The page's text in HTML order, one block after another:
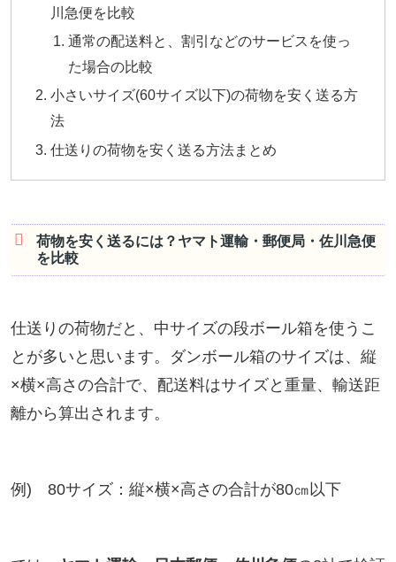
川急便を比較
通常の配送料と、割引などのサービスを使っ
た場合の比較
小さいサイズ(60サイズ以下)の荷物を安く送る方
法
仕送りの荷物を安く送る方法まとめ
荷物を安く送るには？ヤマト運輸・郵便局・佐川急便
を比較
仕送りの荷物だと、中サイズの段ボール箱を使うこ
とが多いと思います。ダンボール箱のサイズは、縦
×横×高さの合計で、配送料はサイズと重量、輸送距
離から算出されます。
例) 80サイズ： 縦×横×高さの合計が80㎝以下